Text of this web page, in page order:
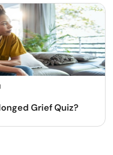
Grief Quiz?